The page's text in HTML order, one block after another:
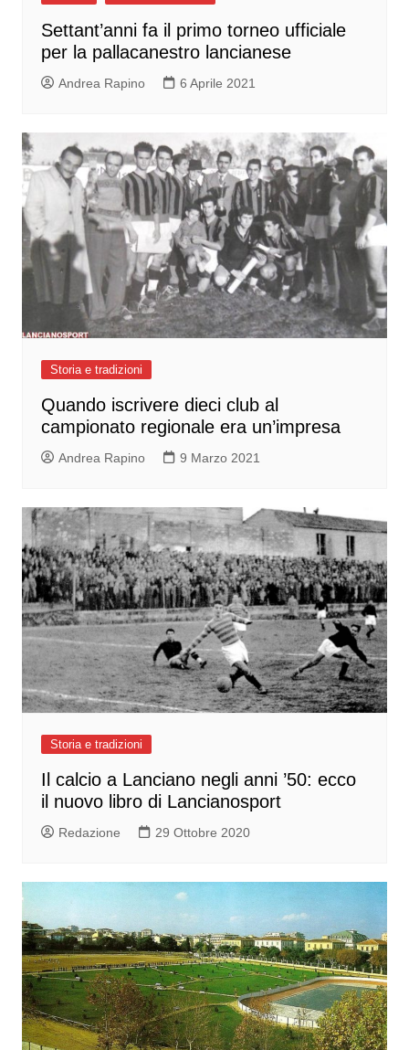
Settant’anni fa il primo torneo ufficiale
per la pallacanestro lancianese
Andrea Rapino 6 Aprile 2021
Storia e tradizioni
Quando iscrivere dieci club al
campionato regionale era un’impresa
Andrea Rapino 9 Marzo 2021
Storia e tradizioni
Il calcio a Lanciano negli anni ’50: ecco
il nuovo libro di Lancianosport
Redazione 29 Ottobre 2020